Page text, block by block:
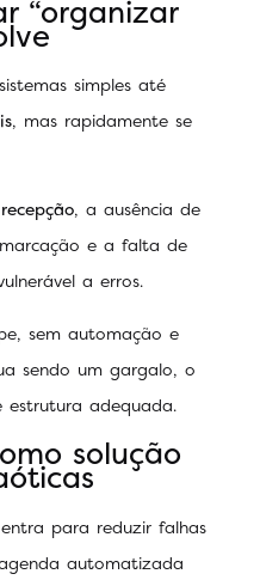
“organizar
simples até
, mas rapidamente se
, a ausência de
e a falta de
a erros.
sem automação e
sendo um gargalo, o
adequada.
solução
entra para reduzir falhas
automatizada